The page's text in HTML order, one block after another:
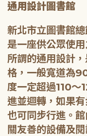
通用設計圖書館
新北市立圖書館
是一座供公眾使
所謂的通用設計
格，一般寬道為
度一定超過110～
進並迴轉，如果
也可同步行進。
關友善的設備及